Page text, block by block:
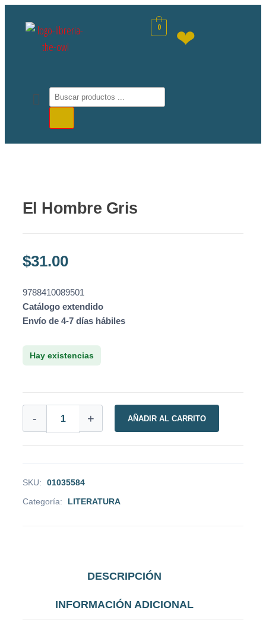
0 ❤
El Hombre Gris
$31.00
9788410089501
Catálogo extendido
Envío de 4-7 días hábiles
Hay existencias
- + AÑADIR AL CARRITO
SKU:
01035584
Categoría:
LITERATURA
DESCRIPCIÓN
INFORMACIÓN ADICIONAL